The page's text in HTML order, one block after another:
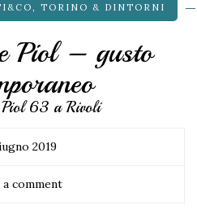
, TORINO & DINTORNI
Piol – gusto
63 a Rivoli
2019
a comment